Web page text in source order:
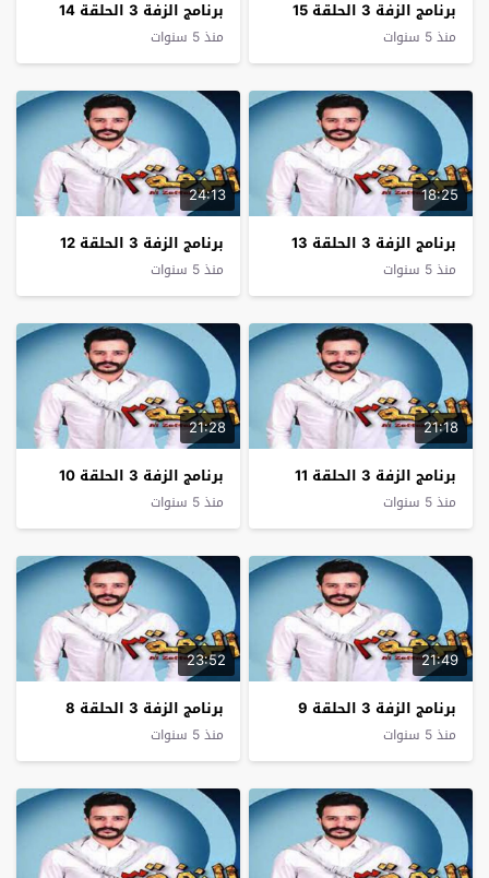
برنامج الزفة 3 الحلقة 15
منذ 5 سنوات
برنامج الزفة 3 الحلقة 14
منذ 5 سنوات
18:25
برنامج الزفة 3 الحلقة 13
منذ 5 سنوات
24:13
برنامج الزفة 3 الحلقة 12
منذ 5 سنوات
21:18
برنامج الزفة 3 الحلقة 11
منذ 5 سنوات
21:28
برنامج الزفة 3 الحلقة 10
منذ 5 سنوات
21:49
برنامج الزفة 3 الحلقة 9
منذ 5 سنوات
23:52
برنامج الزفة 3 الحلقة 8
منذ 5 سنوات